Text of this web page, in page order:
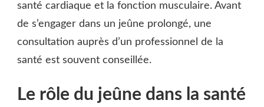
santé cardiaque et la fonction musculaire. Avant
de s’engager dans un jeûne prolongé, une
consultation auprès d’un professionnel de la
santé est souvent conseillée.
Le rôle du jeûne dans la santé